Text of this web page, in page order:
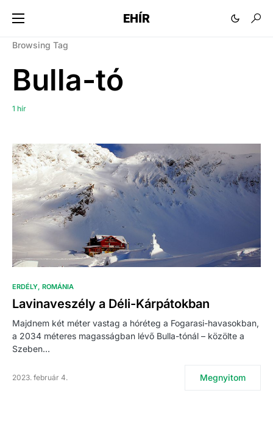
EHÍR
Browsing Tag
Bulla-tó
1 hír
ERDÉLY ROMÁNIA
Lavinaveszély a Déli-Kárpátokban
Majdnem két méter vastag a hóréteg a Fogarasi-havasokban,
a 2034 méteres magasságban lévő Bulla-tónál – közölte a
Szeben…
2023. február 4. Megnyitom